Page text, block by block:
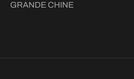
GRANDE CHINE